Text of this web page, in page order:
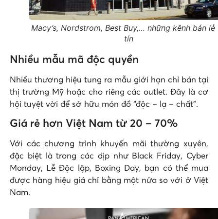
Macy’s, Nordstrom, Best Buy,… những kênh bán lẻ
tín
Nhiều mẫu mã độc quyền
Nhiều thương hiệu tung ra mẫu giới hạn chỉ bán tại
thị trường Mỹ hoặc cho riêng các outlet. Đây là cơ
hội tuyệt vời để sở hữu món đồ “độc – lạ – chất”.
Giá rẻ hơn Việt Nam từ 20 – 70%
Với các chương trình khuyến mãi thường xuyên,
đặc biệt là trong các dịp như Black Friday, Cyber
Monday, Lễ Độc lập, Boxing Day, bạn có thể mua
được hàng hiệu giá chỉ bằng một nửa so với ở Việt
Nam.